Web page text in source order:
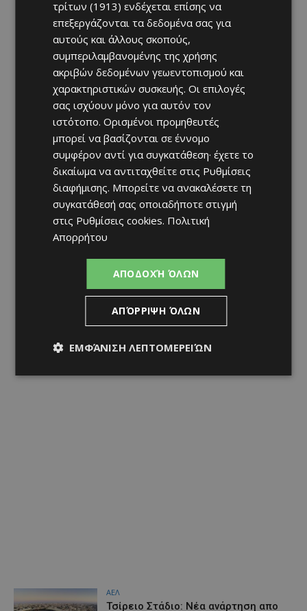
ΑΕΛ
Τσίρειο Στάδιο: Νέα ανάρτηση απο
τρίτων (1913) ενδέχεται επίσης να
επεξεργάζονται τα δεδομένα σας για
αυτούς και άλλους σκοπούς,
συμπεριλαμβανομένης της χρήσης
ακριβών δεδομένων γεωεντοπισμού και
χαρακτηριστικών συσκευής. Οι επιλογές
σας ισχύουν μόνο για αυτόν τον
ιστότοπο. Ορισμένοι προμηθευτές
μπορεί να βασίζονται σε έννομο
συμφέρον αντί για συγκατάθεση· έχετε το
δικαίωμα να αντιταχθείτε στις Ρυθμίσεις
διαφήμισης. Μπορείτε να ανακαλέσετε τη
συγκατάθεσή σας οποιαδήποτε στιγμή
στις Ρυθμίσεις cookies. Πολιτική
Απορρήτου
ΑΠΟΔΟΧΉ ΌΛΩΝ
ΑΠΌΡΡΙΨΗ ΌΛΩΝ
ΕΜΦΆΝΙΣΗ ΛΕΠΤΟΜΕΡΕΙΏΝ